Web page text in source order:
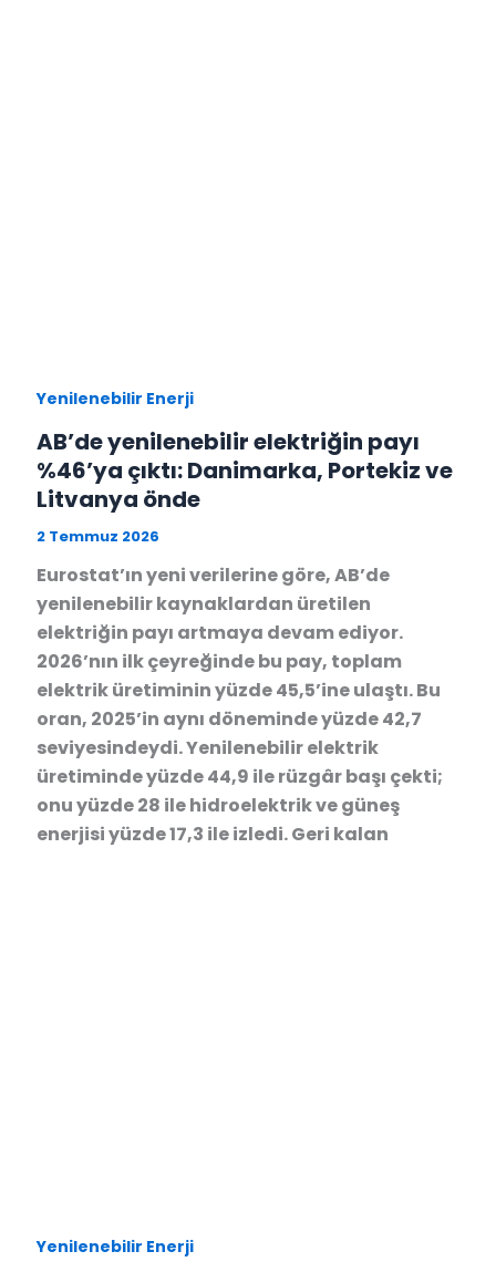
Yenilenebilir Enerji
AB’de yenilenebilir elektriğin payı
%46’ya çıktı: Danimarka, Portekiz ve
Litvanya önde
2 Temmuz 2026
Eurostat’ın yeni verilerine göre, AB’de
yenilenebilir kaynaklardan üretilen
elektriğin payı artmaya devam ediyor.
2026’nın ilk çeyreğinde bu pay, toplam
elektrik üretiminin yüzde 45,5’ine ulaştı. Bu
oran, 2025’in aynı döneminde yüzde 42,7
seviyesindeydi. Yenilenebilir elektrik
üretiminde yüzde 44,9 ile rüzgâr başı çekti;
onu yüzde 28 ile hidroelektrik ve güneş
enerjisi yüzde 17,3 ile izledi. Geri kalan
Yenilenebilir Enerji